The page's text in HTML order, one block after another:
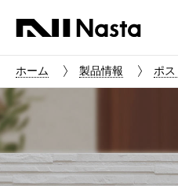
ホーム 製品情報 ポス